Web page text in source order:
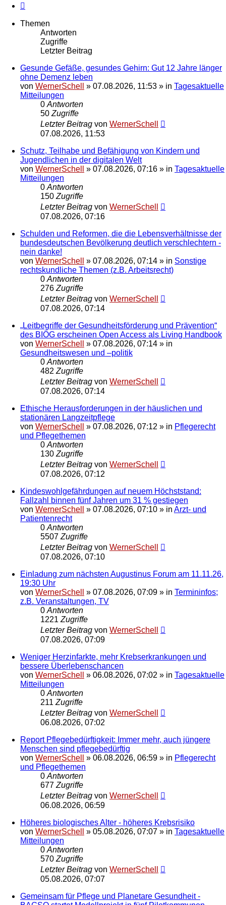
Themen
Antworten
Zugriffe
Letzter Beitrag
Gesunde Gefäße, gesundes Gehirn: Gut 12 Jahre länger
ohne Demenz leben
von WernerSchell » 07.08.2026, 11:53 » in Tagesaktuelle
Mitteilungen
0 Antworten
50 Zugriffe
Letzter Beitrag von WernerSchell
07.08.2026, 11:53
Schutz, Teilhabe und Befähigung von Kindern und
Jugendlichen in der digitalen Welt
von WernerSchell » 07.08.2026, 07:16 » in Tagesaktuelle
Mitteilungen
0 Antworten
150 Zugriffe
Letzter Beitrag von WernerSchell
07.08.2026, 07:16
Schulden und Reformen, die die Lebensverhältnisse der
bundesdeutschen Bevölkerung deutlich verschlechtern -
nein danke!
von WernerSchell » 07.08.2026, 07:14 » in Sonstige
rechtskundliche Themen (z.B. Arbeitsrecht)
0 Antworten
276 Zugriffe
Letzter Beitrag von WernerSchell
07.08.2026, 07:14
„Leitbegriffe der Gesundheitsförderung und Prävention“
des BIÖG erscheinen Open Access als Living Handbook
von WernerSchell » 07.08.2026, 07:14 » in
Gesundheitswesen und –politik
0 Antworten
482 Zugriffe
Letzter Beitrag von WernerSchell
07.08.2026, 07:14
Ethische Herausforderungen in der häuslichen und
stationären Langzeitpflege
von WernerSchell » 07.08.2026, 07:12 » in Pflegerecht
und Pflegethemen
0 Antworten
130 Zugriffe
Letzter Beitrag von WernerSchell
07.08.2026, 07:12
Kindeswohlgefährdungen auf neuem Höchststand:
Fallzahl binnen fünf Jahren um 31 % gestiegen
von WernerSchell » 07.08.2026, 07:10 » in Arzt- und
Patientenrecht
0 Antworten
5507 Zugriffe
Letzter Beitrag von WernerSchell
07.08.2026, 07:10
Einladung zum nächsten Augustinus Forum am 11.11.26,
19:30 Uhr
von WernerSchell » 07.08.2026, 07:09 » in Termininfos;
z.B. Veranstaltungen, TV
0 Antworten
1221 Zugriffe
Letzter Beitrag von WernerSchell
07.08.2026, 07:09
Weniger Herzinfarkte, mehr Krebserkrankungen und
bessere Überlebenschancen
von WernerSchell » 06.08.2026, 07:02 » in Tagesaktuelle
Mitteilungen
0 Antworten
211 Zugriffe
Letzter Beitrag von WernerSchell
06.08.2026, 07:02
Report Pflegebedürftigkeit: Immer mehr, auch jüngere
Menschen sind pflegebedürftig
von WernerSchell » 06.08.2026, 06:59 » in Pflegerecht
und Pflegethemen
0 Antworten
677 Zugriffe
Letzter Beitrag von WernerSchell
06.08.2026, 06:59
Höheres biologisches Alter - höheres Krebsrisiko
von WernerSchell » 05.08.2026, 07:07 » in Tagesaktuelle
Mitteilungen
0 Antworten
570 Zugriffe
Letzter Beitrag von WernerSchell
05.08.2026, 07:07
Gemeinsam für Pflege und Planetare Gesundheit -